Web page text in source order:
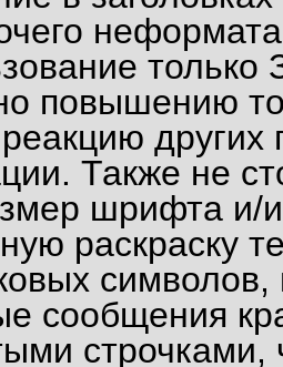
повышению
Также не
шрифта и/
раскраску
сообщения